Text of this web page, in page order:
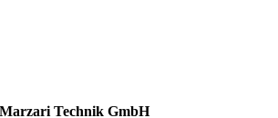
Marzari Technik GmbH